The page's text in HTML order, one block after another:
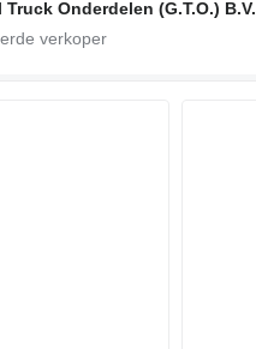
Onderdelen (G.T.O.) B.V.